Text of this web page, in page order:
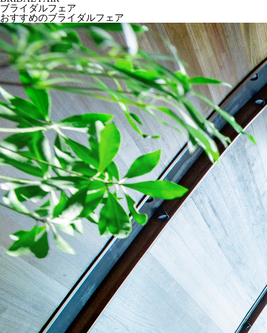
ブライダルフェア
おすすめのブライダルフェア